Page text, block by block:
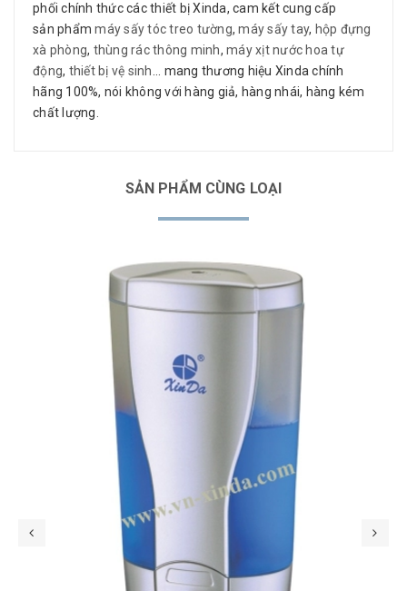
phối chính thức các thiết bị Xinda, cam kết cung cấp
sản phẩmmáy sấy tóc treo tường,máy sấy tay, hộp đựng
xà phòng, thùng rác thông minh, máy xịt nước hoa tự
động, thiết bị vệ sinh ... mang thương hiệu Xinda chính
hãng 100%, nói không với hàng giả, hàng nhái, hàng kém
chất lượng.
SẢN PHẨM CÙNG LOẠI